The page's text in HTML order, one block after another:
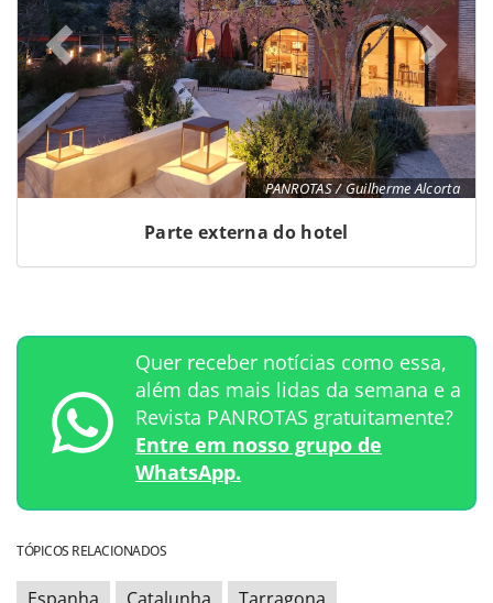
PANROTAS / Guilherme Alcorta
Parte externa do hotel
Quer receber notícias como essa,
além das mais lidas da semana e a
Revista PANROTAS gratuitamente?
Entre em nosso grupo de
WhatsApp.
TÓPICOS RELACIONADOS